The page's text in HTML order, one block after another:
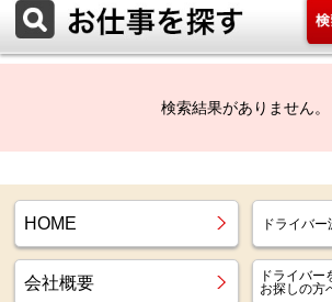
検索結果がありません。
HOME ドライバ
会社概要
ドライバー
お探しの方